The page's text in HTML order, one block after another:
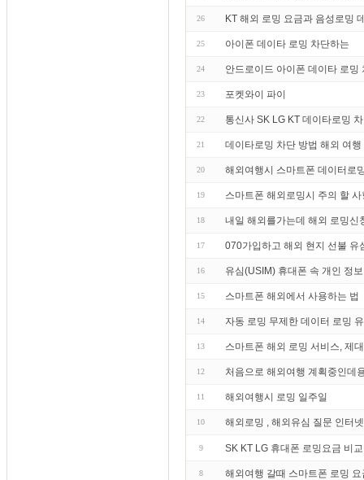
26 KT 해외 로밍 요금과 음성로밍
25 아이폰 데이타 로밍 차단하는
24 안드로이드 아이폰 데이타 로밍
23 포켓와이 파이
22 통신사 SK LG KT 데이타로밍
21 데이타로밍 차단 방법 해외 여
20 해외여행시 스마트폰 데이터로
19 스마트폰 해외로밍시 주의 할 사
18 내일 해외를가는데 해외 로밍신
17 070가입하고 해외 현지 선불 유
16 유심(USIM) 휴대폰 속 개인 정
15 스마트폰 해외에서 사용하는 법
14 자동 로밍 무제한 데이터 로밍
13 스마트폰 해외 로밍 서비스, 제
12 처음으로 해외여행 계획중인데
11 해외여행시 로밍 일주일
10 해외로밍 , 해외유심 질문 인터
9 SK KT LG 휴대폰 로밍요금 비교
8 해외여행 갈때 스마트폰 로밍